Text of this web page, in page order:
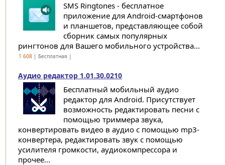
SMS Ringtones - бесплатное
приложение для Android-смартфонов
и планшетов, представляющее собой
сборник самых популярных
рингтонов для Вашего мобильного устройства...
1 608| Бесплатная |
Аудио редактор 1.01.30.0210
Бесплатный мобильный аудио
редактор для Android. Присутствует
возможность редактировать песни с
помощью триммера звука,
конвертировать видео в аудио с помощью mp3-
конвертера, редактировать звук с помощью
усилителя громкости, аудиокомпрессора и
прочее...